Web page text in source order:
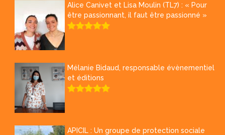
Alice Canivet et Lisa Moulin (TL7) : « Pour
être passionnant, il faut être passionné »
Mélanie Bidaud, responsable évènementiel
et éditions
APICIL : Un groupe de protection sociale